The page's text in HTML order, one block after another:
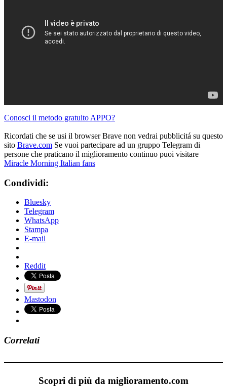
Conosci il metodo gratuito APPO?
Ricordati che se usi il browser Brave non vedrai pubblicitá su questo
sito Brave.com Se vuoi partecipare ad un gruppo Telegram di
persone che praticano il miglioramento continuo puoi visitare
Miracle Morning Italian fans
Condividi:
Bluesky
Telegram
WhatsApp
Stampa
E-mail
Reddit
Mastodon
Correlati
Scopri di più da miglioramento.com